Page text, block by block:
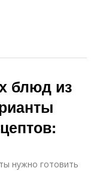
блюд из
нужно готовить